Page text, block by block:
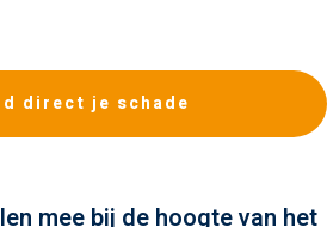
direct je schade
mee bij de hoogte van het